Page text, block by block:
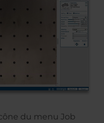
du menu Job